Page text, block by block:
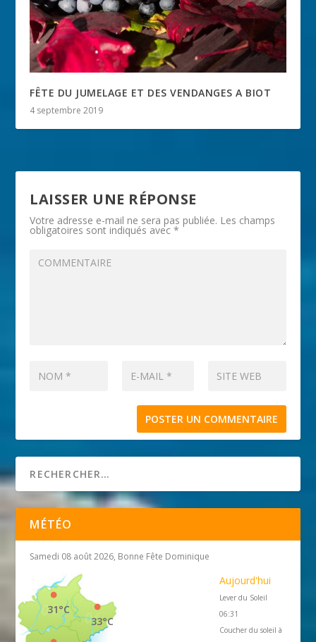
FÊTE DU JUMELAGE ET DES VENDANGES A BIOT
4 septembre 2019
LAISSER UNE RÉPONSE
Votre adresse e-mail ne sera pas publiée. Les champs
obligatoires sont indiqués avec*
MÉTÉO
Samedi 08 août 2026, Bonne Fête Dominique
33°C
31°C
Aujourd'hui
Lever du Soleil
06:31
Coucher du soleil à